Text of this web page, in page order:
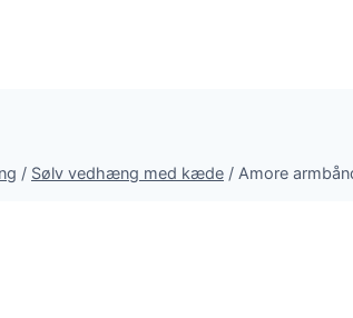
/ Sølv vedhæng med kæde / Amore